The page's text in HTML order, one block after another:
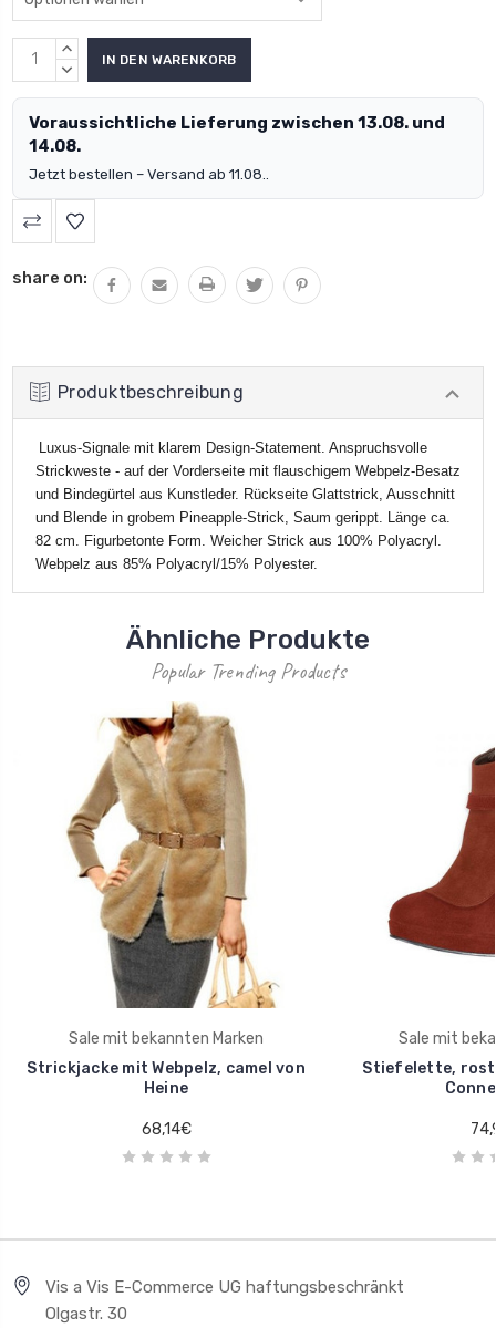
MENGE
ERHÖHEN:
MENGE
Voraussichtliche Lieferung zwischen 13.08. und
14.08.
Jetzt bestellen – Versand ab 11.08..
share on:
Produktbeschreibung
Luxus-Signale mit klarem Design-Statement. Anspruchsvolle
Strickweste - auf der Vorderseite mit flauschigem Webpelz-Besatz
und Bindegürtel aus Kunstleder. Rückseite Glattstrick, Ausschnitt
und Blende in grobem Pineapple-Strick, Saum gerippt. Länge ca.
82 cm. Figurbetonte Form. Weicher Strick aus 100% Polyacryl.
Webpelz aus 85% Polyacryl/15% Polyester.
Ähnliche Produkte
Popular Trending Products
Sale mit bekannten Marken
Strickjacke mit Webpelz, camel von
Heine
68,14€
Sale mit
Stiefelette, rost
Vis a Vis E-Commerce UG haftungsbeschränkt
Olgastr. 30